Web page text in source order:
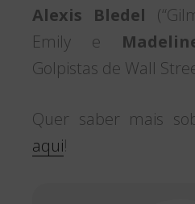
Alexis Bledel
Emily e
Golpistas de Wall
Quer saber mais
aqui!